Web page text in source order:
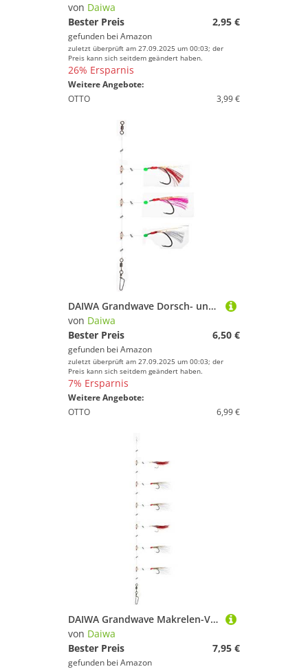
von Daiwa
Bester Preis
2,95 €
gefunden bei Amazon
zuletzt überprüft am 27.09.2025 um 00:03; der
Preis kann sich seitdem geändert haben.
26% Ersparnis
Weitere Angebote:
OTTO
3,99 €
DAIWA Grandwave Dorsch- und Köhler-Vorfach mit Fischhaut zum Angeln 135cm rot-weiß 16517-225
von Daiwa
Bester Preis
6,50 €
gefunden bei Amazon
zuletzt überprüft am 27.09.2025 um 00:03; der
Preis kann sich seitdem geändert haben.
7% Ersparnis
Weitere Angebote:
OTTO
6,99 €
DAIWA Grandwave Makrelen-Vorfach 360 zum Angeln 135cm rot-weiß 16517-211
von Daiwa
Bester Preis
7,95 €
gefunden bei Amazon